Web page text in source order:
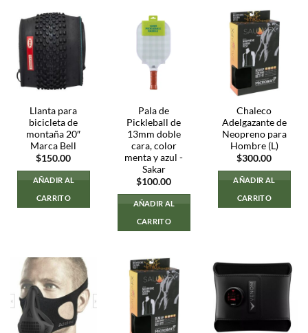
Llanta para
bicicleta de
montaña 20″
Marca Bell
$150.00
AÑADIR AL
CARRITO
Pala de
Pickleball de
13mm doble
cara, color
menta y azul -
Sakar
$100.00
AÑADIR AL
CARRITO
Chaleco
Adelgazante de
Neopreno para
Hombre (L)
$300.00
AÑADIR AL
CARRITO